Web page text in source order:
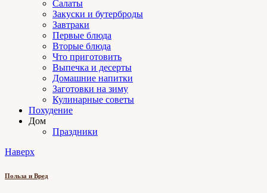
Салаты
Закуски и бутерброды
Завтраки
Первые блюда
Вторые блюда
Что приготовить
Выпечка и десерты
Домашние напитки
Заготовки на зиму
Кулинарные советы
Похудение
Дом
Праздники
Наверх
Польза и Вред